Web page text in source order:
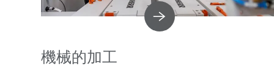
機械的加工